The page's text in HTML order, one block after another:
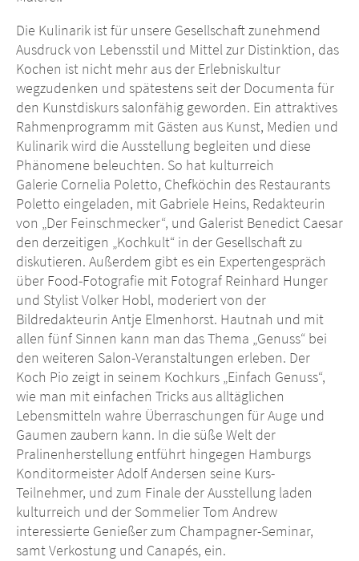
Die Kulinarik ist für unsere Gesellschaft zunehmend
Ausdruck von Lebensstil und Mittel zur Distinktion, das
Kochen ist nicht mehr aus der Erlebniskultur
wegzudenken und spätestens seit der Documenta für
den Kunstdiskurs salonfähig geworden. Ein attraktives
Rahmenprogramm mit Gästen aus Kunst, Medien und
Kulinarik wird die Ausstellung begleiten und diese
Phänomene beleuchten. So hat kulturreich
Galerie Cornelia Poletto, Chefköchin des Restaurants
Poletto eingeladen, mit Gabriele Heins, Redakteurin
von „Der Feinschmecker“, und Galerist Benedict Caesar
den derzeitigen „Kochkult“ in der Gesellschaft zu
diskutieren. Außerdem gibt es ein Expertengespräch
über Food-Fotografie mit Fotograf Reinhard Hunger
und Stylist Volker Hobl, moderiert von der
Bildredakteurin Antje Elmenhorst. Hautnah und mit
allen fünf Sinnen kann man das Thema „Genuss“ bei
den weiteren Salon-Veranstaltungen erleben. Der
Koch Pio zeigt in seinem Kochkurs „Einfach Genuss“,
wie man mit einfachen Tricks aus alltäglichen
Lebensmitteln wahre Überraschungen für Auge und
Gaumen zaubern kann. In die süße Welt der
Pralinenherstellung entführt hingegen Hamburgs
Konditormeister Adolf Andersen seine Kurs-
Teilnehmer, und zum Finale der Ausstellung laden
kulturreich und der Sommelier Tom Andrew
interessierte Genießer zum Champagner-Seminar,
samt Verkostung und Canapés, ein.